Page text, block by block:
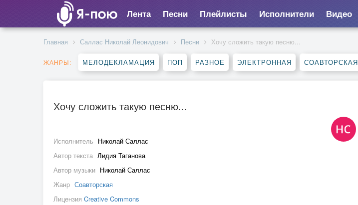
Лента Песни Плейлисты Исполнители Видео
Главная Саллас Николай Леонидович Песни Хочу сложить такую песню...
ЖАНРЫ: МЕЛОДЕКЛАМАЦИЯ ПОП РАЗНОЕ ЭЛЕКТРОННАЯ СОАВТОРСКАЯ
Хочу сложить такую песню...
Исполнитель Николай Саллас
Автор текста Лидия Таганова
Автор музыки Николай Саллас
Жанр Соавторская
Лицензия Creative Commons